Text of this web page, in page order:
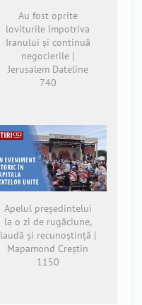
Au fost oprite
loviturile împotriva
Iranului și continuă
negocierile |
Jerusalem Dateline
740
Apelul președintelui
la o zi de rugăciune,
laudă și recunoștință |
Mapamond Creștin
1150